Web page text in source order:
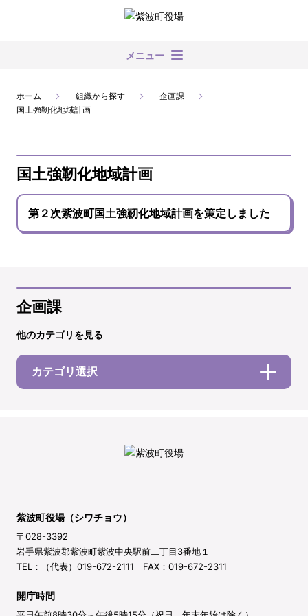
メニュー
ホーム 組織から探す
企画課
国土強靭化地域計画
国土強靭化地域計画
第２次紫波町国土強靭化地域計画を策定しました
企画課
他のカテゴリを見る
カテゴリ選択
紫波町役場（シワチョウ）
〒028-3392
岩手県紫波郡紫波町紫波中央駅前二丁目3番地１
TEL：（代表）019-672-2111 FAX：019-672-2311
開庁時間